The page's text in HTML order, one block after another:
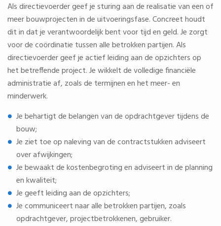
Als directievoerder geef je sturing aan de realisatie van een of
meer bouwprojecten in de uitvoeringsfase. Concreet houdt
dit in dat je verantwoordelijk bent voor tijd en geld. Je zorgt
voor de coördinatie tussen alle betrokken partijen. Als
directievoerder geef je actief leiding aan de opzichters op
het betreffende project. Je wikkelt de volledige financiële
administratie af, zoals de termijnen en het meer- en
minderwerk.
Je behartigt de belangen van de opdrachtgever tijdens de
bouw;
Je ziet toe op naleving van de contractstukken adviseert
over afwijkingen;
Je bewaakt de kostenbegroting en adviseert in de planning
en kwaliteit;
Je geeft leiding aan de opzichters;
Je communiceert naar alle betrokken partijen, zoals
opdrachtgever, projectbetrokkenen, gebruiker.